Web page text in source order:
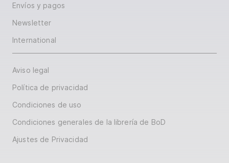
Envíos y pagos
Newsletter
International
Aviso legal
Política de privacidad
Condiciones de uso
Condiciones generales de la librería de BoD
Ajustes de Privacidad